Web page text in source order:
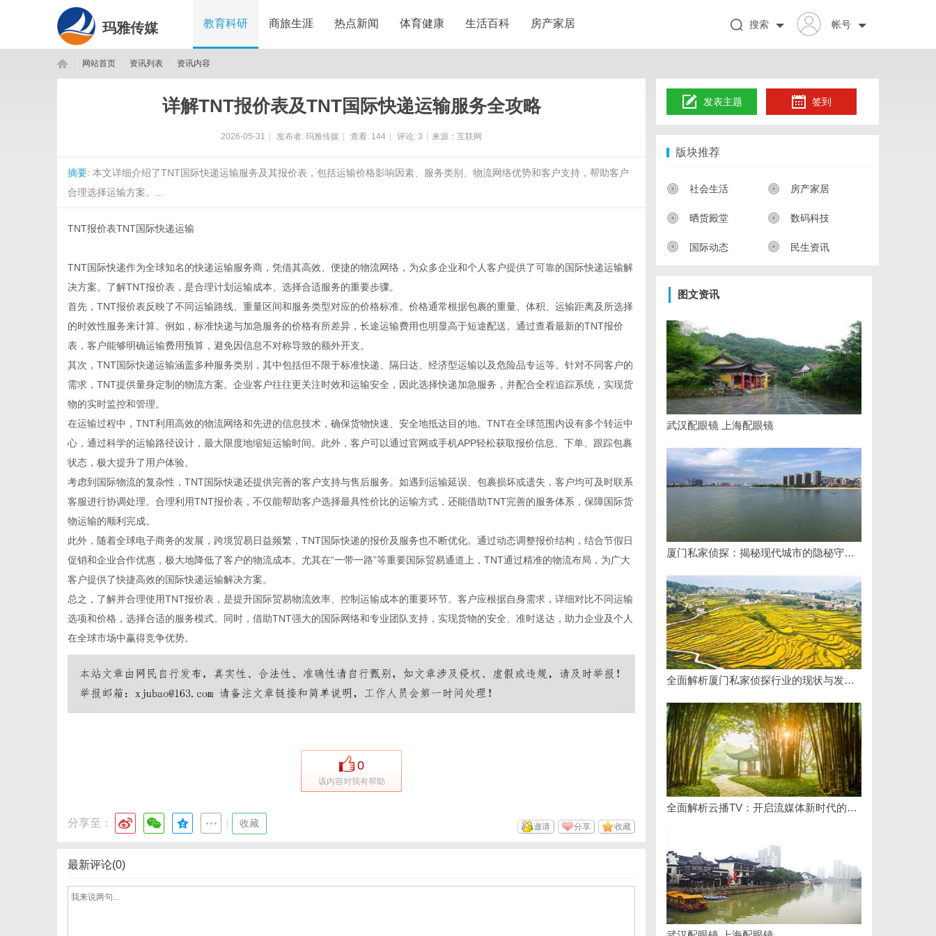
玛雅传媒 教育科研 商旅生涯 热点新闻 体育健康 生活百科 房产家居 帐号
搜索
网站首页 资讯列表 资讯内容
详解TNT报价表及TNT国际快递运输服务全攻略
2026-05-31 发布者: 玛雅传媒 查看: 144 评论: 3 来源：互联网
摘要: 本文详细介绍了TNT国际快递运输服务及其报价表，包括运输价格影响因素、服务类别、物流网络优势和客户支持，帮助客户
合理选择运输方案。...
TNT报价表TNT国际快递运输
TNT国际快递作为全球知名的快递运输服务商，凭借其高效、便捷的物流网络，为众多企业和个人客户提供了可靠的国际快递运输解
决方案。了解TNT报价表，是合理计划运输成本、选择合适服务的重要步骤。
首先，TNT报价表反映了不同运输路线、重量区间和服务类型对应的价格标准。价格通常根据包裹的重量、体积、运输距离及所选择
的时效性服务来计算。例如，标准快递与加急服务的价格有所差异，长途运输费用也明显高于短途配送。通过查看最新的TNT报价
表，客户能够明确运输费用预算，避免因信息不对称导致的额外开支。
其次，TNT国际快递运输涵盖多种服务类别，其中包括但不限于标准快递、隔日达、经济型运输以及危险品专运等。针对不同客户的
需求，TNT提供量身定制的物流方案。企业客户往往更关注时效和运输安全，因此选择快递加急服务，并配合全程追踪系统，实现货
物的实时监控和管理。
在运输过程中，TNT利用高效的物流网络和先进的信息技术，确保货物快速、安全地抵达目的地。TNT在全球范围内设有多个转运中
心，通过科学的运输路径设计，最大限度地缩短运输时间。此外，客户可以通过官网或手机APP轻松获取报价信息、下单、跟踪包裹
状态，极大提升了用户体验。
考虑到国际物流的复杂性，TNT国际快递还提供完善的客户支持与售后服务。如遇到运输延误、包裹损坏或遗失，客户均可及时联系
客服进行协调处理。合理利用TNT报价表，不仅能帮助客户选择最具性价比的运输方式，还能借助TNT完善的服务体系，保障国际货
物运输的顺利完成。
此外，随着全球电子商务的发展，跨境贸易日益频繁，TNT国际快递的报价及服务也不断优化。通过动态调整报价结构，结合节假日
促销和企业合作优惠，极大地降低了客户的物流成本。尤其在“一带一路”等重要国际贸易通道上，TNT通过精准的物流布局，为广大
客户提供了快捷高效的国际快递运输解决方案。
总之，了解并合理使用TNT报价表，是提升国际贸易物流效率、控制运输成本的重要环节。客户应根据自身需求，详细对比不同运输
选项和价格，选择合适的服务模式。同时，借助TNT强大的国际网络和专业团队支持，实现货物的安全、准时送达，助力企业及个人
在全球市场中赢得竞争优势。
0
该内容对我有帮助
分享至： 收藏 收藏
分享
邀请
最新评论(0)
发表主题 签到
版块推荐
社会生活 房产家居
晒货殿堂 数码科技
国际动态 民生资讯
图文资讯
武汉配眼镜 上海配眼镜
厦门私家侦探：揭秘现代城市的隐秘守护者
全面解析厦门私家侦探行业的现状与发展趋势
全面解析云播TV：开启流媒体新时代的领先平台